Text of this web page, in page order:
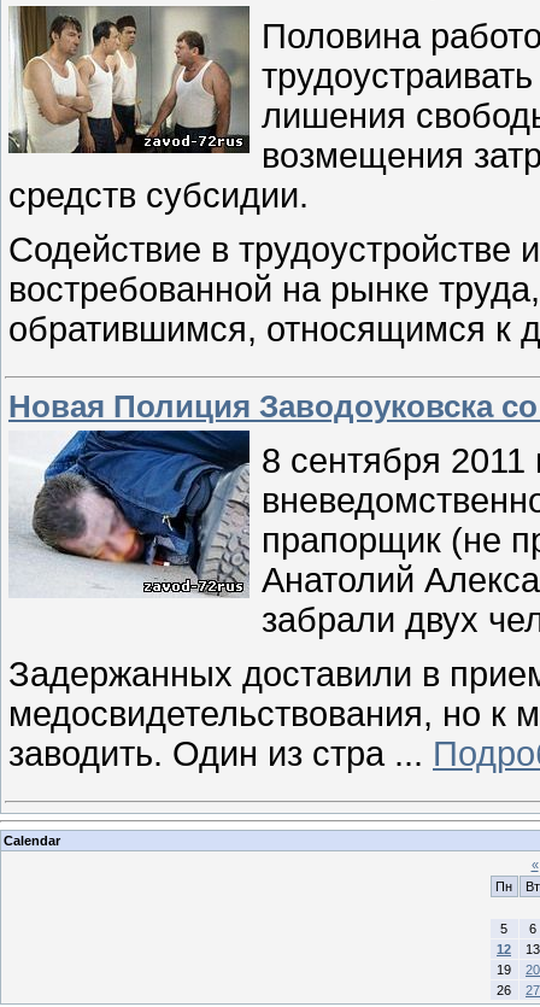
Половина
лишения
возмещения
средств субсидии.
Содействие в
востребованной на рынке
обратившимся, относящимся к
Новая Полиция Заводоуковска
8 сентября
прапорщик (не
Анатолий
забрали двух
Задержанных доставили в
медосвидетельствования, но
заводить. Один из стра ...
Calendar
«
Пн
Вт
5
6
12
13
19
20
26
27